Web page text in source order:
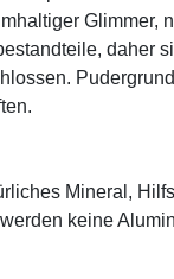
Glimmer,
daher
Mineral,
keine